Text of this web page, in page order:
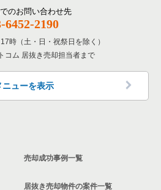
案件一覧
却物件の案件一覧
居抜き売却物件の案件一覧
却物件の案件一覧
抜き売却物件の案件一覧
物件の案件一覧
物件の案件一覧
却物件の案件一覧
のお問い合わせ先
6452-2190
時（土・日・祝祭日を除く）
コム 居抜き売却担当者まで
ニューを表示
売却成功事例一覧
居抜き売却物件の案件一覧